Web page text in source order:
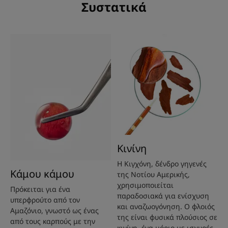
Εύκολη στη χρήση, χωρίς να σας υποχρεώνει να
αλλάξετε τη ρουτίνα του χτενίσματός σας, η σύνθεση
απλώς ψεκάζεται στο τριχωτό της κεφαλής, μόνο
τρεις φορές την εβδομάδα. Με ξηρή σύνθεση , χωρίς
να αφήνει κατάλοιπα ή λιπαρότητα, η υφή αυτού του
ορού κατά της τριχόπτωσης είναι ευχάριστη και
ικανοποιεί τις αισθήσεις. Το τονωτικό άρωμά ξύλου
ενισχύεται από μια διακριτική νότα φτέρης.
Οφέλη
Επιβραδύνει την τριχόπτωση: Αυτός ο ορός κατά της
τριχόπτωσης φυσικής προέλευσης* δρα
Συστατικά
Κάμου κάμου
Πρόκειται για ένα
υπερφρούτο από τον
Αμαζόνιο, γνωστό ως ένας
από τους καρπούς με την
Κινίνη
Η Κιγχόνη, δένδρο γηγενές
της Νοτίου Αμερικής,
χρησιμοποιείται
παραδοσιακά για ενίσχυση
και αναζωογόνηση. Ο φλοιός
της είναι φυσικά πλούσιος σε